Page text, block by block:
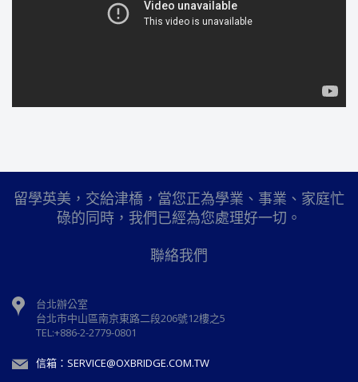
留學英美，交給津橋，當您正為學業、事業、家庭忙
碌的同時，我們已經為您處理好一切。
聯絡我們
台北辦公室
台北市中山區南京東路二段206號12樓之5
TEL:+886-2-2779-0801
信箱：SERVICE@OXBRIDGE.COM.TW